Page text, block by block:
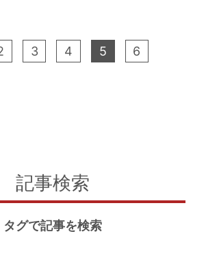
3 4 5 6
記事検索
タグで記事を検索